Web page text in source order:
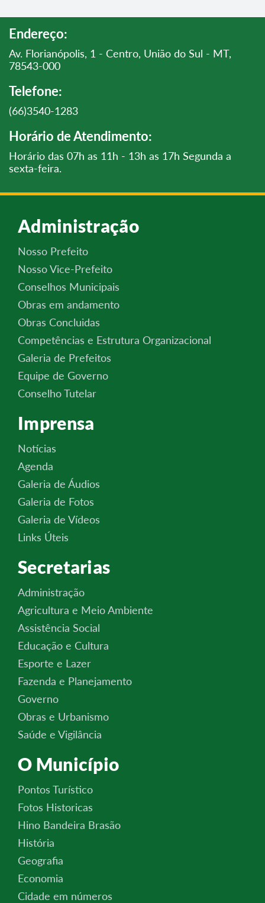
Endereço:
Av. Florianópolis, 1 - Centro, União do Sul - MT,
78543-000
Telefone:
(66)3540-1283
Horário de Atendimento:
Horário das 07h as 11h - 13h as 17h Segunda a
sexta-feira.
Administração
Nosso Prefeito
Nosso Vice-Prefeito
Conselhos Municipais
Obras em andamento
Obras Concluidas
Competências e Estrutura Organizacional
Galeria de Prefeitos
Equipe de Governo
Conselho Tutelar
Imprensa
Notícias
Agenda
Galeria de Áudios
Galeria de Fotos
Galeria de Vídeos
Links Úteis
Secretarias
Administração
Agricultura e Meio Ambiente
Assistência Social
Educação e Cultura
Esporte e Lazer
Fazenda e Planejamento
Governo
Obras e Urbanismo
Saúde e Vigilância
O Município
Pontos Turístico
Fotos Historicas
Hino Bandeira Brasão
História
Geografia
Economia
Cidade em números